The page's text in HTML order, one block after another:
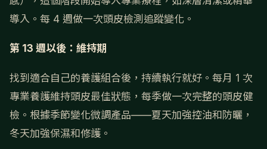
導入。每 4 週做一次頭皮檢測追蹤變化。
第 13 週以後：維持期
找到適合自己的養護組合後，持續執行就好。每月 1 次
專業養護維持頭皮最佳狀態，每季做一次完整的頭皮健
檢。根據季節變化微調產品——夏天加強控油和防曬，
冬天加強保濕和修護。